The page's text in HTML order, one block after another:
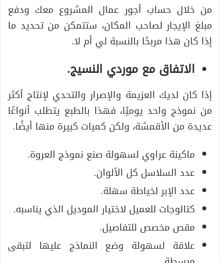
من خلال حساب أجور عمال المشروع معك ودفع
مبلغ الإيجار لصاحب المكان، ستتمكن من تحديد ما
إذا كان هذا مربحًا بالنسبة لي أم لا.
الاتفاق مع موردي النسيج.
إذا كان لديك العزيمة والإصرار والتحدي لإنتاج أكثر
من نموذج واحد يوميًا، فهذا بالطبع يتطلب أنواعًا
عديدة من الأقمشة، ولكن كميات كبيرة منها أيضًا.
ماكينة عراوي لسهولة صنع نموذج العروة.
عدد السلاسل كل الألوان.
عدد الإبر لخياطة سهلة.
كتالوجات للعميل لاختيار الموديل الذي يناسبه.
مقص مخصص للتفاصيل.
علاقة لسهولة وضع النماذج عليها لتبقى